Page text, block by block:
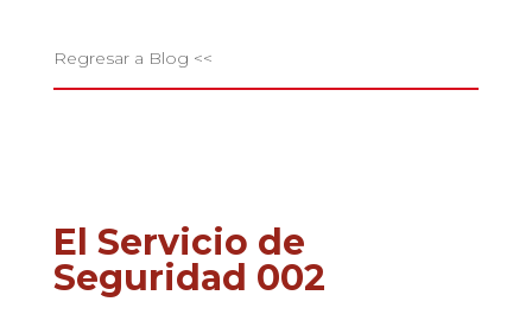
Regresar a Blog <<
El Servicio de
Seguridad 002